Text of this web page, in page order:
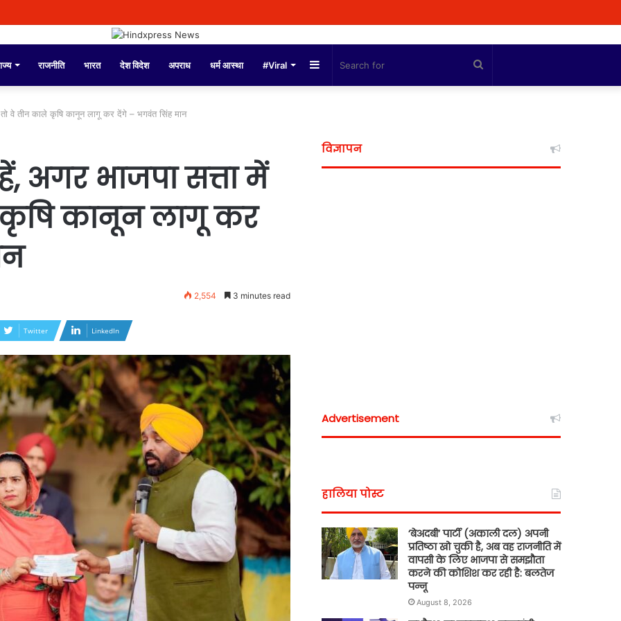
राजनीति भारत देश विदेश अपराध धर्म आस्था #Viral Sidebar
वे तीन काले कृषि कानून लागू कर देंगे – भगवंत सिंह मान
अगर भाजपा सत्ता में
कानून लागू कर
2,554 3 minutes read
Twitter LinkedIn
विज्ञापन
Advertisement
हालिया पोस्ट
‘बेअदबी’ पार्टी (अकाली दल) अपनी
प्रतिष्ठा खो चुकी है, अब वह राजनीति में
वापसी के लिए भाजपा से समझौता
करने की कोशिश कर रही है: बलतेज
पन्नू
August 8, 2026